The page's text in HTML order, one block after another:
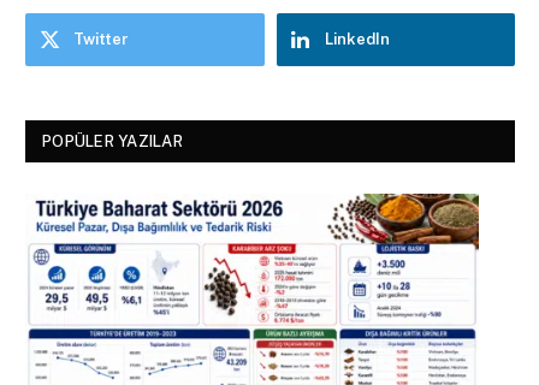
Twitter LinkedIn
POPÜLER YAZILAR